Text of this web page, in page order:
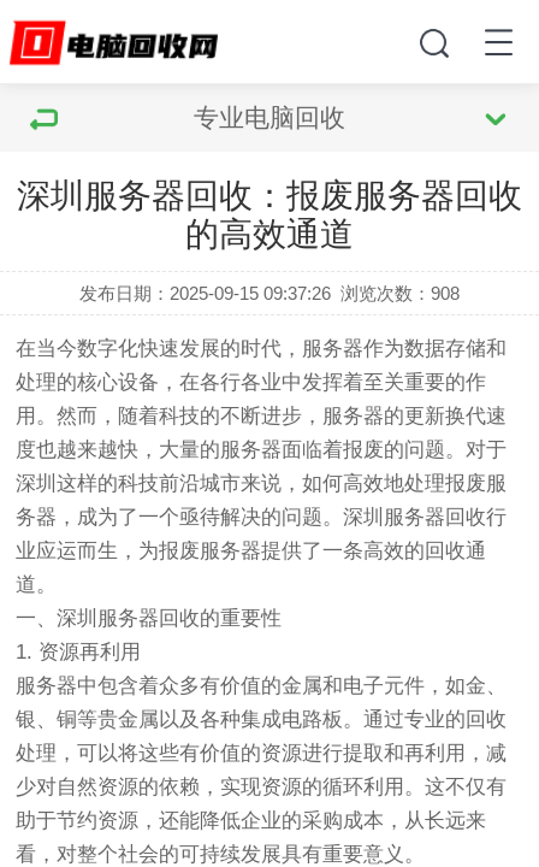
专业电脑回收
深圳服务器回收：报废服务器回收
的高效通道
发布日期：2025-09-15 09:37:26 浏览次数：908
在当今数字化快速发展的时代，服务器作为数据存储和
处理的核心设备，在各行各业中发挥着至关重要的作
用。然而，随着科技的不断进步，服务器的更新换代速
度也越来越快，大量的服务器面临着报废的问题。对于
深圳这样的科技前沿城市来说，如何高效地处理报废服
务器，成为了一个亟待解决的问题。深圳服务器回收行
业应运而生，为报废服务器提供了一条高效的回收通
道。
一、深圳服务器回收的重要性
1. 资源再利用
服务器中包含着众多有价值的金属和电子元件，如金、
银、铜等贵金属以及各种集成电路板。通过专业的回收
处理，可以将这些有价值的资源进行提取和再利用，减
少对自然资源的依赖，实现资源的循环利用。这不仅有
助于节约资源，还能降低企业的采购成本，从长远来
看，对整个社会的可持续发展具有重要意义。